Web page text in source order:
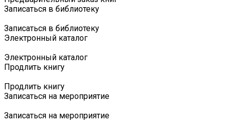
Записаться в библиотеку
Записаться в библиотеку
Электронный каталог
Электронный каталог
Продлить книгу
Продлить книгу
Записаться на мероприятие
Записаться на мероприятие